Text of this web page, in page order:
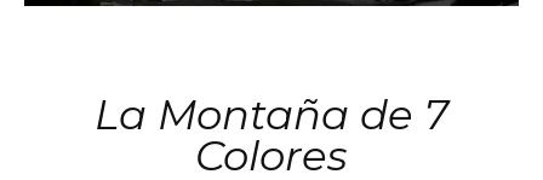
La Montaña de 7
Colores